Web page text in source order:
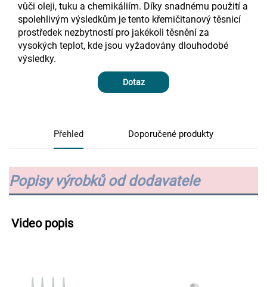
vůči oleji, tuku a chemikáliím. Díky snadnému použití a
spolehlivým výsledkům je tento křemičitanový těsnicí
prostředek nezbytností pro jakékoli těsnění za
vysokých teplot, kde jsou vyžadovány dlouhodobé
výsledky.
Dotaz
Přehled Doporučené produkty
Popisy výrobků od dodavatele
Video popis